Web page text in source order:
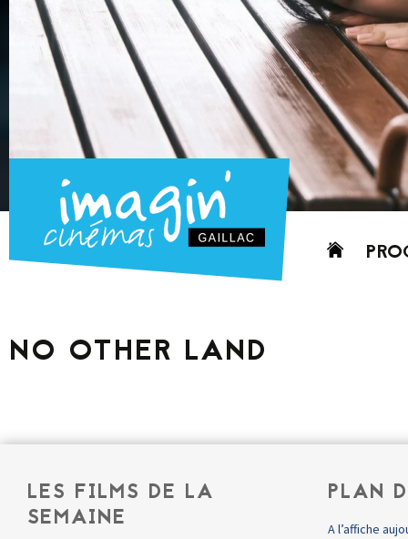
Aller
NO OTHER LAND
LES FILMS DE LA
SEMAINE
PLAN
A l’affiche